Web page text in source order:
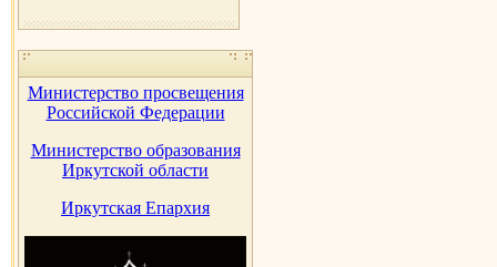
Министерство просвещения
Российской Федерации
Министерство образования
Иркутской области
Иркутская Епархия